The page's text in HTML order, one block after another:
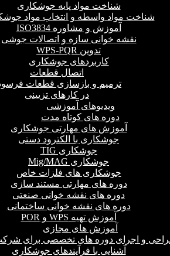
شناخت مواد پایه جوشکاری
شناخت مواد واسطه و انتخاب مواد
آموزش و مشاوره ISO3834
نقشه خوانی سازه و اتصالات جوشی
تدوین WPS-PQR
کاربردهای جوشکاری
اتصال قطعات
ترمیم و بازسازی قطعات
در کارهای تزیینی
ویدیوهای آموزشی
دوره های کوتاه مدت
آموزش های مهارتی جوشکاری
جوشکاری با الکترود دستی
جوشکاری TIG
جوشکاری Mig/MAG
جوشکاری های فلزات خاص
دوره های مهارتی مستند سازی
دوره های نقشه خوانی صنعتی
دوره های نقشه خوانی ساختمانی
آموزش تهیه WPS و POR
آموزش های مجازی
و اجرای دوره های تخصصی برای
آشنایی با فرآیندهای جوشکاری